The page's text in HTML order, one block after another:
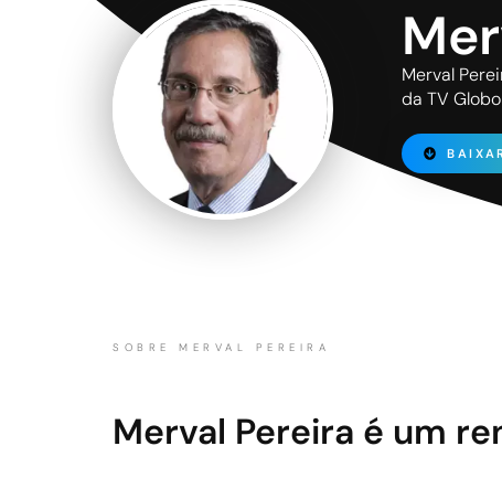
Merval
da TV
SOBRE MERVAL PEREIRA
Merval Pereira é um